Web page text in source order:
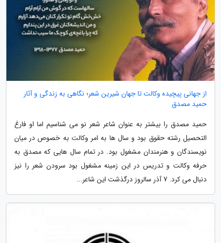
از جهانی پیچیده وکالت تا جهان شیرین شعر؛ نگاهی به زندگی و آثار
حمید مصدق
حمید مصدق را بیشتر به عنوان شاعر شعر نو می شناسیم اما او فارغ
التحصیل رشته حقوق بود و سال ها به امر وکالت به خصوص در میان
نویسندگان و هنرمندان مشغول بود. در تمام سال هایی که مصدق به
حرفه وکالت و تدریس در این زمینه مشغول بود سرودن شعر را نیز
دنبال می کرد. 7 آذر سالروز درگذشت این شاعر...